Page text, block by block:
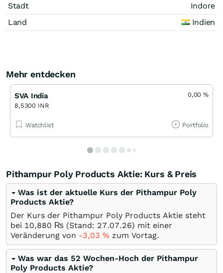
Stadt
Indore
Land
Indien
Mehr entdecken
SVA India
8,5300 INR
0,00%
Watchlist Portfolio
Pithampur Poly Products Aktie: Kurs & Preis
Was ist der aktuelle Kurs der Pithampur Poly
Products Aktie?
Der Kurs der Pithampur Poly Products Aktie steht
bei 10,880 ₨ (Stand: 27.07.26) mit einer
Veränderung von -3,03 % zum Vortag.
Was war das 52 Wochen-Hoch der Pithampur
Poly Products Aktie?